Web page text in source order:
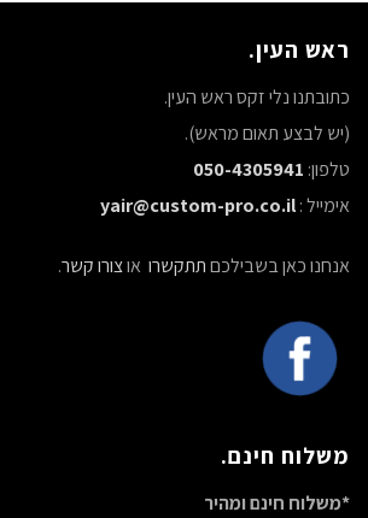
ראש העין.
כתובתנו נלי זקס ראש העין.
(יש לבצע תאום מראש).
טלפון: 050-4305941
אימייל :yair@custom-pro.co.il
אנחנו כאן בשבילכםתתקשרו אוצורו קשר.
משלוח חינם.
*משלוח חינם ומהיר